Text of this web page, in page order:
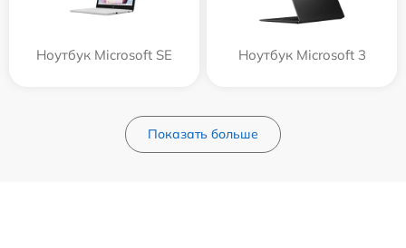
Ноутбук Microsoft SE Ноутбук Microsoft 3
Показать больше